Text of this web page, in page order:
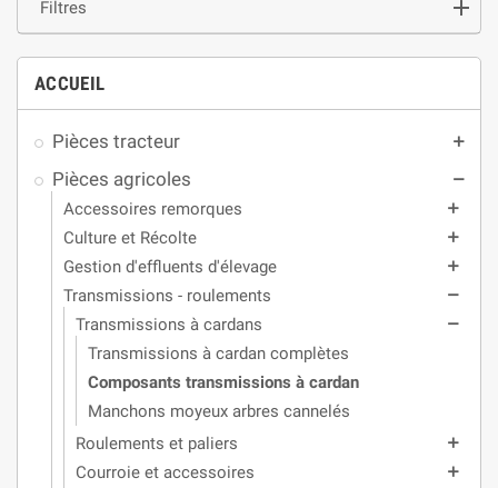
Filtres
ACCUEIL
Pièces tracteur add
Pièces agricoles remove
Accessoires remorques add
Culture et Récolte add
Gestion d'effluents d'élevage add
Transmissions - roulements remove
Transmissions à cardans remove
Transmissions à cardan complètes
Composants transmissions à cardan
Manchons moyeux arbres cannelés
Roulements et paliers
add
Courroie et accessoires add